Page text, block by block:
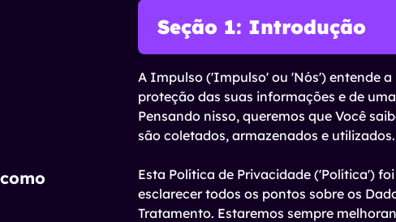
Seção 1: Introdução
A Impulso ('Impulso' ou 'Nós') entende
proteção das suas informações e de
Pensando nisso, queremos que Você
são coletados, armazenados e utilizados.
Esta Política de Privacidade ('Política')
esclarecer todos os pontos sobre os
Tratamento. Estaremos sempre